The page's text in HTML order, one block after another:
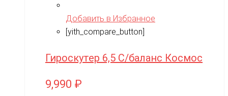
Добавить в Избранное
[yith_compare_button]
Гироскутер 6,5 С/баланс Космос
9,990 ₽